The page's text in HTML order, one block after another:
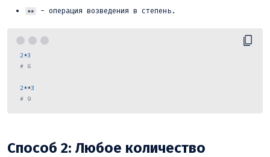
** - операция возведения в степень.
2*3
# 6
2**3
# 9
Способ 2: Любое количество